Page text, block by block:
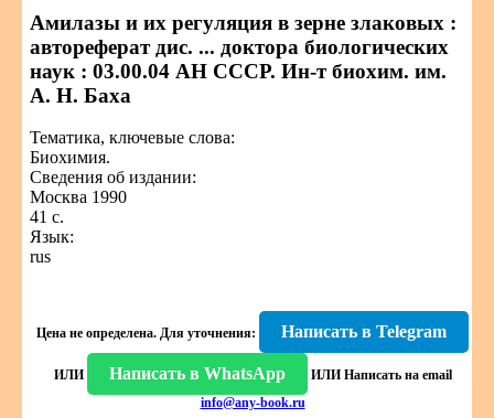
Амилазы и их регуляция в зерне злаковых :
автореферат дис. ... доктора биологических
наук : 03.00.04 АН СССР. Ин-т биохим. им.
А. Н. Баха
Тематика, ключевые слова:
Биохимия.
Сведения об издании:
Москва 1990
41 с.
Язык:
rus
Цена не определена. Для уточнения: Написать в Telegram
ИЛИ Написать в WhatsApp ИЛИ Написать на email
info@any-book.ru